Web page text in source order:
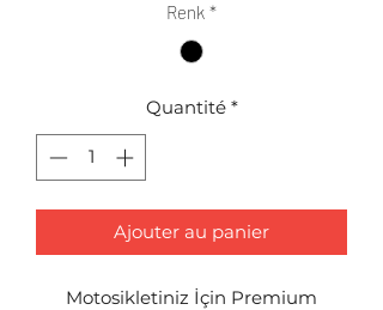
Renk *
Quantité *
Ajouter au panier
Motosikletiniz İçin Premium